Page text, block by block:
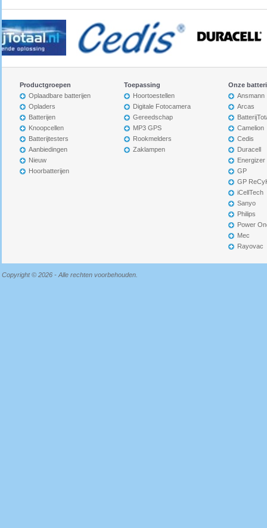
Productgroepen
Oplaadbare batterijen
Opladers
Batterijen
Knoopcellen
Batterijtesters
Aanbiedingen
Nieuw
Hoorbatterijen
Toepassing
Hoortoestellen
Digitale Fotocamera
Gereedschap
MP3 GPS
Rookmelders
Zaklampen
Onze
Ansmann
Arcas
Camelion
Cedis
Duracell
Energizer
GP
GP
iCellTech
Sanyo
Philips
Power
Mec
Rayovac
Copyright © 2026 - Alle rechten voorbehouden.